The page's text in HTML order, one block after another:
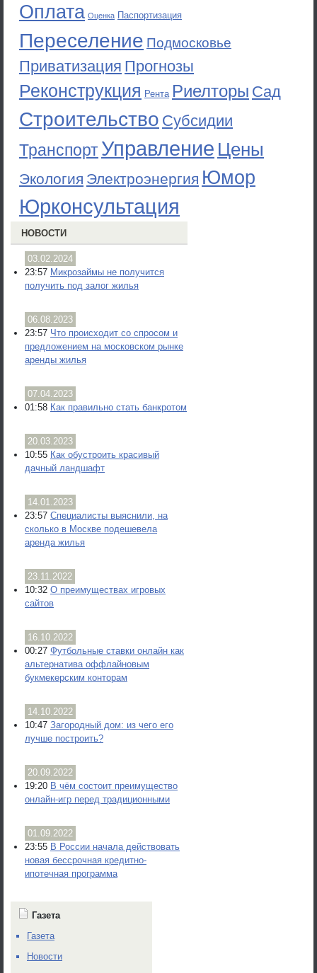
Оплата Оценка Паспортизация
Переселение Подмосковье
Приватизация Прогнозы
Реконструкция Рента Риелторы Сад
Строительство Субсидии
ТранспортУправление Цены
Экология Электроэнергия Юмор
Юрконсультация
НОВОСТИ
03.02.2024
23:57 Микрозаймы не получится
получить под залог жилья
06.08.2023
23:57 Что происходит со спросом и
предложением на московском рынке
аренды жилья
07.04.2023
01:58 Как правильно стать банкротом
20.03.2023
10:55 Как обустроить красивый
дачный ландшафт
14.01.2023
23:57 Специалисты выяснили, на
сколько в Москве подешевела
аренда жилья
23.11.2022
10:32 О преимуществах игровых
сайтов
16.10.2022
00:27 Футбольные ставки онлайн как
альтернатива оффлайновым
букмекерским конторам
14.10.2022
10:47 Загородный дом: из чего его
лучше построить?
20.09.2022
19:20 В чём состоит преимущество
онлайн-игр перед традиционными
01.09.2022
23:55 В России начала действовать
новая бессрочная кредитно-
ипотечная программа
Газета
Газета
Новости